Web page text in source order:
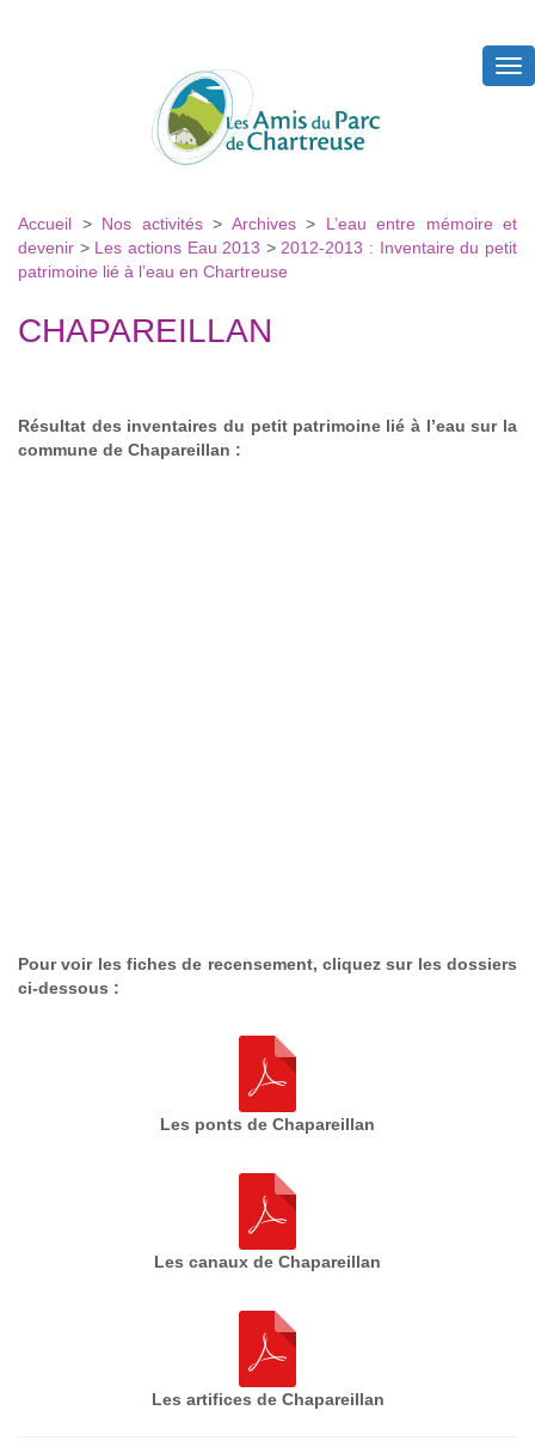
Accueil > Nos activités> Archives > L’eau entre mémoire et
devenir > Les actions Eau 2013 >2012-2013 : Inventaire du petit
patrimoine lié à l’eau en Chartreuse
CHAPAREILLAN
Résultat des inventaires du petit patrimoine lié à l’eau sur la
commune de Chapareillan :
Pour voir les fiches de recensement, cliquez sur les dossiers
ci-dessous :
Les ponts de Chapareillan
Les canaux de Chapareillan
Les artifices de Chapareillan